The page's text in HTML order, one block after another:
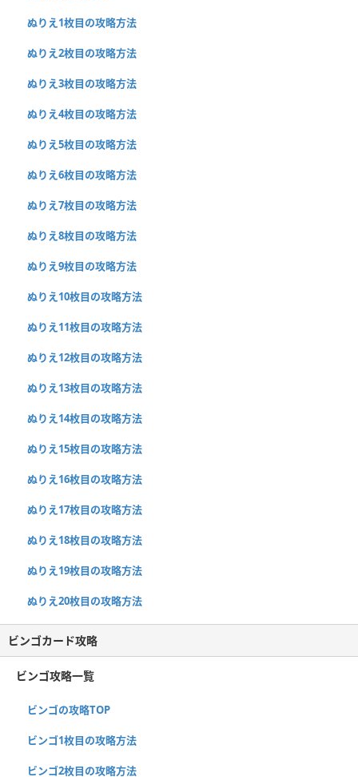
ぬりえ1枚目の攻略方法
ぬりえ2枚目の攻略方法
ぬりえ3枚目の攻略方法
ぬりえ4枚目の攻略方法
ぬりえ5枚目の攻略方法
ぬりえ6枚目の攻略方法
ぬりえ7枚目の攻略方法
ぬりえ8枚目の攻略方法
ぬりえ9枚目の攻略方法
ぬりえ10枚目の攻略方法
ぬりえ11枚目の攻略方法
ぬりえ12枚目の攻略方法
ぬりえ13枚目の攻略方法
ぬりえ14枚目の攻略方法
ぬりえ15枚目の攻略方法
ぬりえ16枚目の攻略方法
ぬりえ17枚目の攻略方法
ぬりえ18枚目の攻略方法
ぬりえ19枚目の攻略方法
ぬりえ20枚目の攻略方法
ビンゴカード攻略
ビンゴ攻略一覧
ビンゴの攻略TOP
ビンゴ1枚目の攻略方法
ビンゴ2枚目の攻略方法